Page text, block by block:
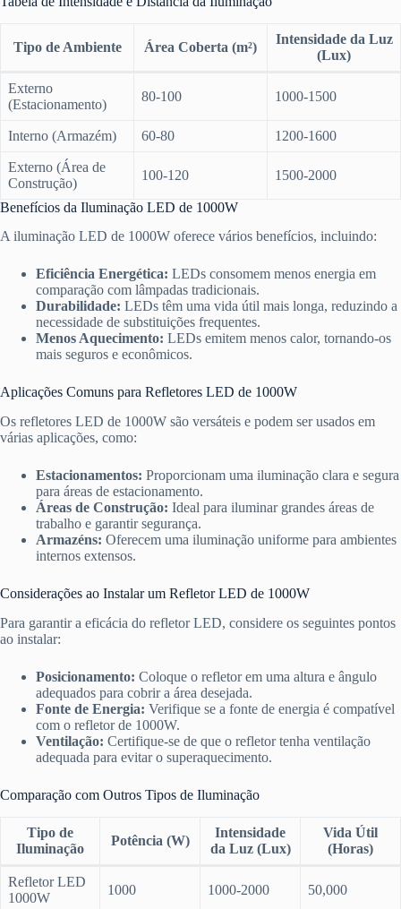
Tipo de Ambiente Área Coberta (m²)
Intensidade da Luz
(Lux)
Externo
(Estacionamento)
80-100 1000-1500
Interno (Armazém) 60-80 1200-1600
Externo (Área de
Construção)
100-120 1500-2000
Benefícios da Iluminação LED de 1000W
A iluminação LED de 1000W oferece vários benefícios, incluindo:
Eficiência Energética: LEDs consomem menos energia em
comparação com lâmpadas tradicionais.
Durabilidade: LEDs têm uma vida útil mais longa, reduzindo a
necessidade de substituições frequentes.
Menos Aquecimento: LEDs emitem menos calor, tornando-os
mais seguros e econômicos.
Aplicações Comuns para Refletores LED de 1000W
Os refletores LED de 1000W são versáteis e podem ser usados em
várias aplicações, como:
Estacionamentos: Proporcionam uma iluminação clara e segura
para áreas de estacionamento.
Áreas de Construção: Ideal para iluminar grandes áreas de
trabalho e garantir segurança.
Armazéns: Oferecem uma iluminação uniforme para ambientes
internos extensos.
Considerações ao Instalar um Refletor LED de 1000W
Para garantir a eficácia do refletor LED, considere os seguintes pontos
ao instalar:
Posicionamento: Coloque o refletor em uma altura e ângulo
adequados para cobrir a área desejada.
Fonte de Energia: Verifique se a fonte de energia é compatível
com o refletor de 1000W.
Ventilação: Certifique-se de que o refletor tenha ventilação
adequada para evitar o superaquecimento.
Comparação com Outros Tipos de Iluminação
Tipo de
Iluminação
Potência (W)
Intensidade
da Luz (Lux)
Vida Útil
(Horas)
Refletor LED
1000W
1000 1000-2000 50,000